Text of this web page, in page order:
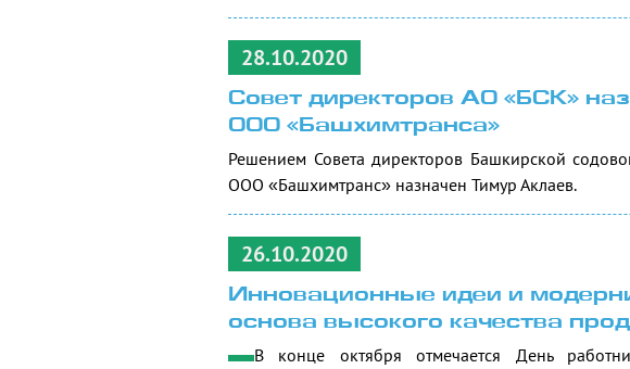
28.10.2020
Совет директоров АО «БСК»
ООО «Башхимтранса»
Решением Совета директоров Башкирской
ООО «Башхимтранс» назначен Тимур Аклаев.
26.10.2020
Инновационные идеи и
основа высокого качества
В конце октября отмечается День